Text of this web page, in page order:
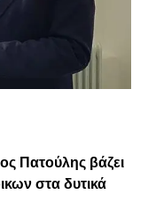
Πατούλης βάζει
στα δυτικά